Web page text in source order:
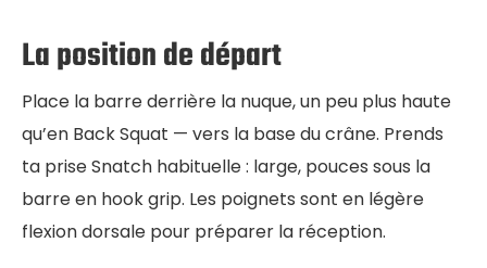
La position de départ
Place la barre derrière la nuque, un peu plus haute
qu’en Back Squat — vers la base du crâne. Prends
ta prise Snatch habituelle : large, pouces sous la
barre en hook grip. Les poignets sont en légère
flexion dorsale pour préparer la réception.